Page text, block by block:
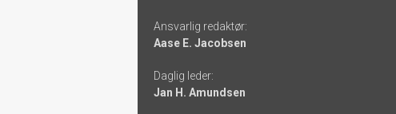
-
links
Ansvarlig redaktør:
Aase E. Jacobsen
Daglig leder:
Jan H. Amundsen